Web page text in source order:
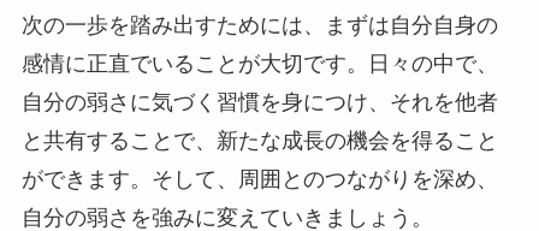
次の一歩を踏み出すためには、まずは自分自身の
感情に正直でいることが大切です。日々の中で、
自分の弱さに気づく習慣を身につけ、それを他者
と共有することで、新たな成長の機会を得ること
ができます。そして、周囲とのつながりを深め、
自分の弱さを強みに変えていきましょう。